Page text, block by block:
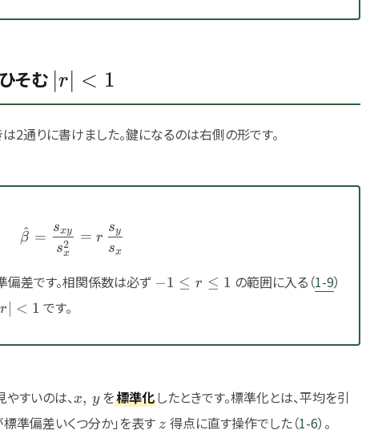
そむ |r|
<1
r < 1
2通りに書けました。鍵になるのは右側の形です。
\hat{\beta} = \frac{s_{xy}}{s_x^2} =
β
^ =
sx
2
sxy = r
sx
sy
偏差です。相関係数は必ず
-1\le
−1 ≤ r ≤ 1 の範囲に入る（1-9）
r < 1 です。
やすいのは、x,\,y
x, yを標準化したときです。標準化とは、平均を引
準偏差いくつ分か」を表す z
z 得点に直す操作でした（1-6）。